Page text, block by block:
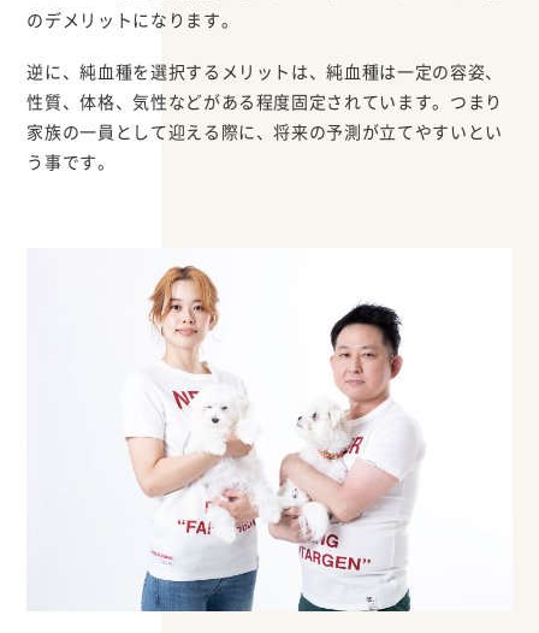
のデメリットになります。
逆に、純血種を選択するメリットは、純血種は一定の容姿、
性質、体格、気性などがある程度固定されています。つまり
家族の一員として迎える際に、将来の予測が立てやすいとい
う事です。